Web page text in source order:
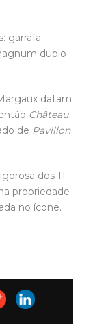
garrafa
duplo
datam
Château
de Pavillon
dos 11
propriedade
no ícone.